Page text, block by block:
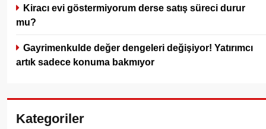
Kiracı evi göstermiyorum derse satış süreci durur
mu?
Gayrimenkulde değer dengeleri değişiyor! Yatırımcı
artık sadece konuma bakmıyor
Kategoriler